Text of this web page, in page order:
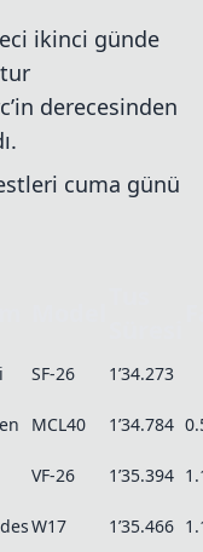
ikinci günde
derecesinden
cuma günü
SF-26 1’34.273
MCL40 1’34.784
VF-26 1’35.394
W17 1’35.466